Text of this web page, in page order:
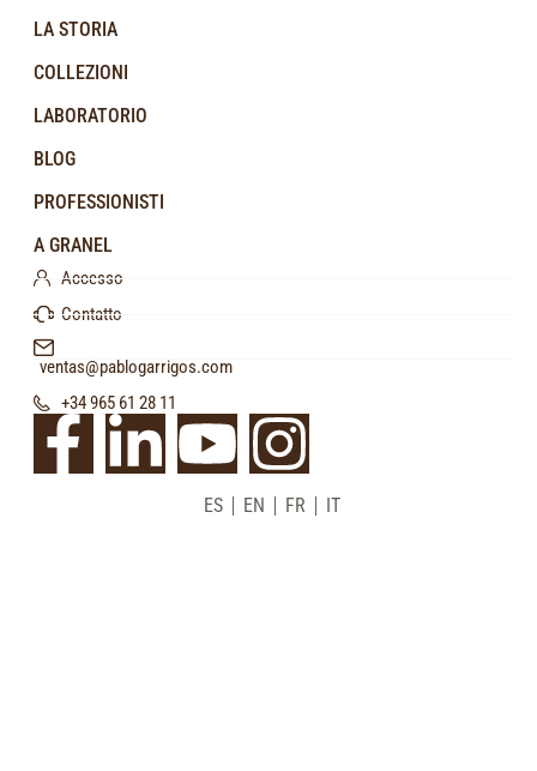
LA STORIA
COLLEZIONI
LABORATORIO
BLOG
PROFESSIONISTI
A GRANEL
Accesso
Contatto
ventas@pablogarrigos.com
+34 965 61 28 11
ES EN FR IT